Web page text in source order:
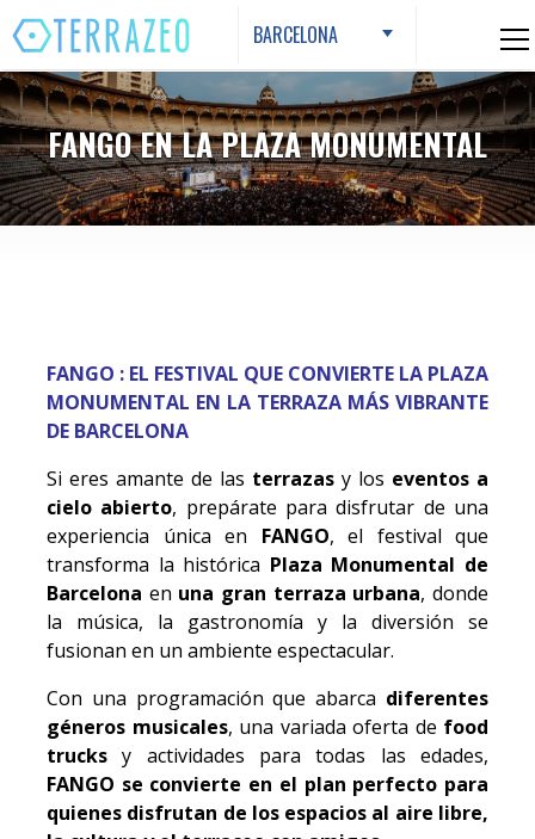
Skip
to
content
BARCELONA
FANGO EN LA PLAZA MONUMENTAL
FANGO : EL FESTIVAL QUE CONVIERTE LA PLAZA
MONUMENTAL EN LA TERRAZA MÁS VIBRANTE
DE BARCELONA
Si eres amante de las terrazas y los eventos a
cielo abierto, prepárate para disfrutar de una
experiencia única en FANGO, el festival que
transforma la histórica Plaza Monumental de
Barcelona en una gran terraza urbana, donde
la música, la gastronomía y la diversión se
fusionan en un ambiente espectacular.
Con una programación que abarca diferentes
géneros musicales, una variada oferta de food
trucks y actividades para todas las edades,
FANGO se convierte en el plan perfecto para
quienes disfrutan de los espacios al aire libre,